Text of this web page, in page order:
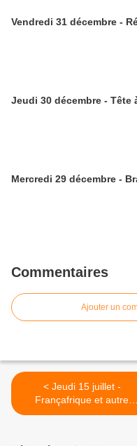
Vendredi 31 décembre -
Jeudi 30 décembre - Tête
Mercredi 29 décembre -
Commentaires
Ajouter un
< Jeudi 15 juillet -
Françafrique et autre
panama